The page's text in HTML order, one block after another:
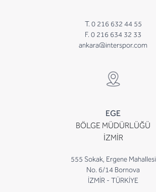
T. 0 216 632 44 55
F. 0 216 634 32 33
ankara@interspor.com
EGE
BÖLGE MÜDÜRLÜĞÜ
İZMİR
555 Sokak, Ergene Mahallesi
No. 6/14 Bornova
İZMİR - TÜRKİYE